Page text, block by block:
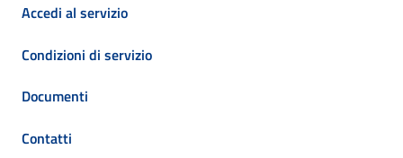
Accedi al servizio
Condizioni di servizio
Documenti
Contatti